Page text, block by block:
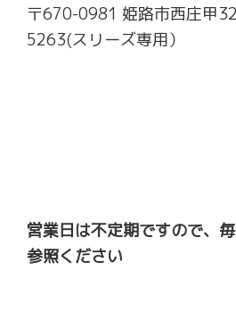
〒670-0981 姫路市西庄甲
5263(スリーズ専用）
営業日は不定期ですので、
参照ください